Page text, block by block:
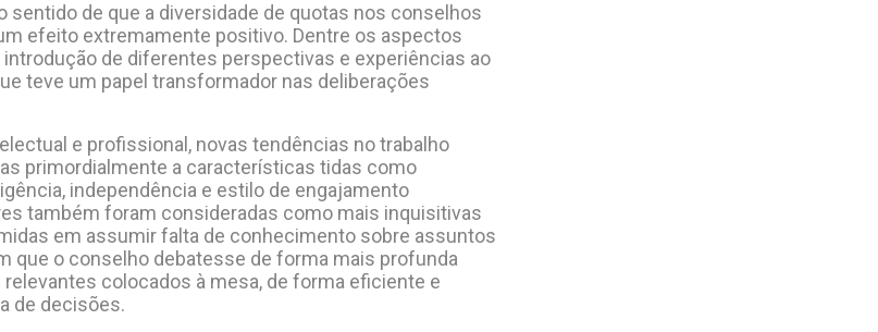
sentido de que a diversidade de quotas nos conselhos
efeito extremamente positivo. Dentre os aspectos
de diferentes perspectivas e experiências ao
teve um papel transformador nas deliberações
e profissional, novas tendências no trabalho
primordialmente a características tidas como
independência e estilo de engajamento
também foram consideradas como mais inquisitivas
em assumir falta de conhecimento sobre assuntos
que o conselho debatesse de forma mais profunda
colocados à mesa, de forma eficiente e
de decisões.